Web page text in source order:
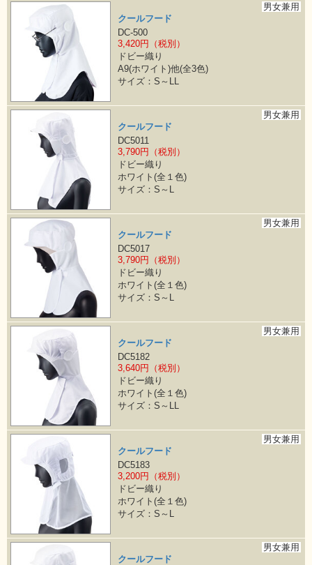
男女兼用
クールフード
DC-500
3,420円（税別）
ドビー織り
A9(ホワイト)他(全3色)
サイズ：S～LL
男女兼用
クールフード
DC5011
3,790円（税別）
ドビー織り
ホワイト(全１色)
サイズ：S～L
男女兼用
クールフード
DC5017
3,790円（税別）
ドビー織り
ホワイト(全１色)
サイズ：S～L
男女兼用
クールフード
DC5182
3,640円（税別）
ドビー織り
ホワイト(全１色)
サイズ：S～LL
男女兼用
クールフード
DC5183
3,200円（税別）
ドビー織り
ホワイト(全１色)
サイズ：S～L
男女兼用
クールフード